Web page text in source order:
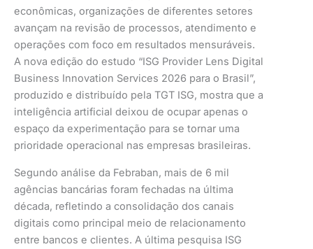
econômicas, organizações de diferentes setores
avançam na revisão de processos, atendimento e
operações com foco em resultados mensuráveis.
A nova edição do estudo “ISG Provider Lens Digital
Business Innovation Services 2026 para o Brasil”,
produzido e distribuído pela TGT ISG, mostra que a
inteligência artificial deixou de ocupar apenas o
espaço da experimentação para se tornar uma
prioridade operacional nas empresas brasileiras.
Segundo análise da Febraban, mais de 6 mil
agências bancárias foram fechadas na última
década, refletindo a consolidação dos canais
digitais como principal meio de relacionamento
entre bancos e clientes. A última pesquisa ISG